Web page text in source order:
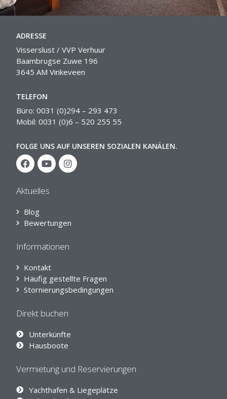
ADRESSE
Visserslust / VVP Verhuur
Baambrugse Zuwe 196
3645 AM Vinkeveen
TELEFON
Büro: 0031 (0)294 – 293 473
Mobil: 0031 (0)6 – 520 255 55
FOLGE UNS AUF UNSEREN SOZIALEN KANÄLEN.
Aktuelles
Blog
Bewertungen
Informationen
Kontakt
Häufig gestellte Fragen
Stornierungsbedingungen
Direkt buchen
Unterkünfte
Hausboote
Vermietung und Reservierungen
Yachthafen & Liegeplätze